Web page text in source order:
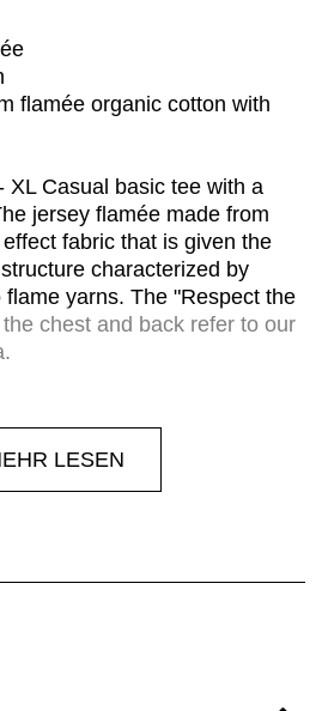
flamée organic cotton with
XL Casual basic tee with a
jersey flamée made from
fabric that is given the
characterized by
yarns. The "Respect the
chest and back refer to our
LESEN